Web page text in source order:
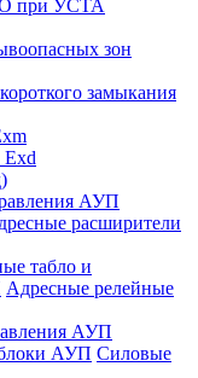
при УСТА
зон
замыкания
АУП
расширители
табло и
Адресные релейные
АУП
АУП Силовые